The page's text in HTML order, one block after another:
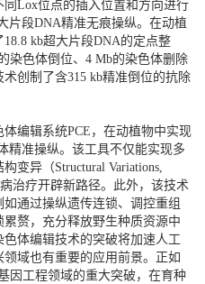
Lox位点的插入位置和方向进行
片段DNA精准无痕操纵。在动植
kb超大片段DNA的定点整
染色体倒位、4 Mb的染色体删除
创制了含315 kb精准倒位的抗除
编辑系统PCE，在动植物中实现
精准操纵。该工具不仅能实现多
变异（Structural Variations,
治疗开辟新路径。此外，该技术
通过操纵遗传连锁、调控重组
赘，充分释放野生种质资源中
体编辑技术的突破将加速人工
域也有重要的应用前景。正如
因工程领域的重大突破，在育种